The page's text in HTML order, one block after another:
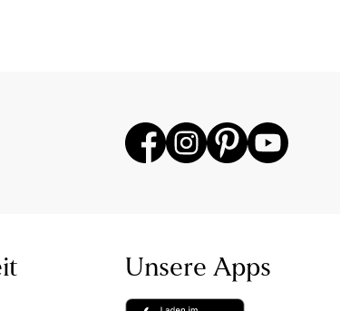
Unsere Apps